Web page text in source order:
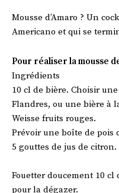
Mousse d’Amaro ? Un
Americano et qui se
Pour réaliser la mousse
Ingrédients
10 cl de bière. Choisir
Flandres, ou une bière à
Weisse fruits rouges.
Prévoir une boîte de pois
5 gouttes de jus de
Fouetter doucement 10
pour la dégazer.